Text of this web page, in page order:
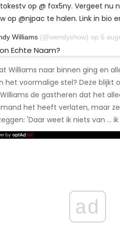
op @ fox5ny. Vergeet nu
op @njpac te halen. Link in bio
Williams (@wendyshow) op 6 augustus 2019 om
Echte Naam?
Williams naar binnen ging en
het voormalige stel? Deze blijkt
de gastheren dat het
het heeft verlaten, maar
'Daar weet ik niets van ...
ad